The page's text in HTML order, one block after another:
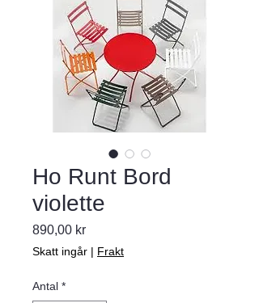
Ho Runt Bord
violette
890,00 krPris
Skatt ingår | Frakt
Antal *